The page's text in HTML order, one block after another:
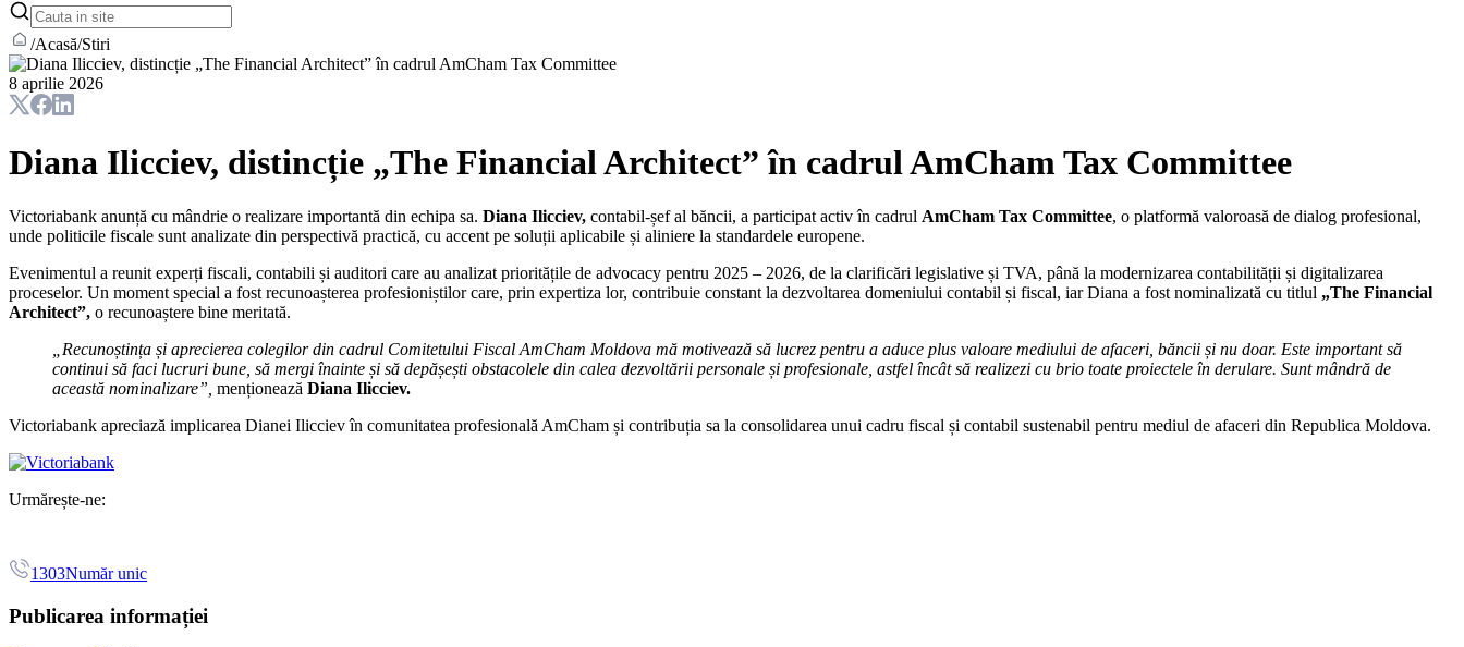
/Acasă/Stiri
8 aprilie 2026
Diana Ilicciev, distincție „The Financial Architect” în cadrul AmCham Tax Committee
Victoriabank anunță cu mândrie o realizare importantă din echipa sa. Diana Ilicciev, contabil-șef al băncii, a participat activ în cadrul AmCham Tax Committee, o platformă valoroasă de dialog profesional,
unde politicile fiscale sunt analizate din perspectivă practică, cu accent pe soluții aplicabile și aliniere la standardele europene.
Evenimentul a reunit experți fiscali, contabili și auditori care au analizat prioritățile de advocacy pentru 2025 – 2026, de la clarificări legislative și TVA, până la modernizarea contabilității și digitalizarea
proceselor. Un moment special a fost recunoașterea profesioniștilor care, prin expertiza lor, contribuie constant la dezvoltarea domeniului contabil și fiscal, iar Diana a fost nominalizată cu titlul „The Financial
Architect”, o recunoaștere bine meritată.
„Recunoștința și aprecierea colegilor din cadrul Comitetului Fiscal AmCham Moldova mă motivează să lucrez pentru a aduce plus valoare mediului de afaceri, băncii și nu doar. Este important să
continui să faci lucruri bune, să mergi înainte și să depășești obstacolele din calea dezvoltării personale și profesionale, astfel încât să realizezi cu brio toate proiectele în derulare. Sunt mândră de
această nominalizare”, menționează Diana Ilicciev.
Victoriabank apreciază implicarea Dianei Ilicciev în comunitatea profesională AmCham și contribuția sa la consolidarea unui cadru fiscal și contabil sustenabil pentru mediul de afaceri din Republica Moldova.
Urmărește-ne:
1303Număr unic
Publicarea informației